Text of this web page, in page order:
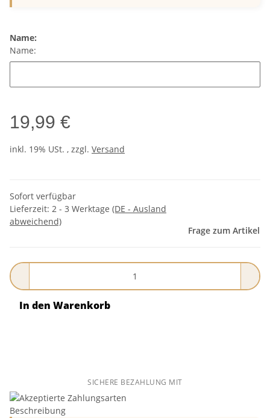
Name:
Name:
19,99 €
inkl. 19% USt. , zzgl. Versand
Sofort verfügbar
Lieferzeit: 2 - 3 Werktage (DE - Ausland
abweichend)
Frage zum Artikel
In den Warenkorb
SICHERE BEZAHLUNG MIT
Beschreibung